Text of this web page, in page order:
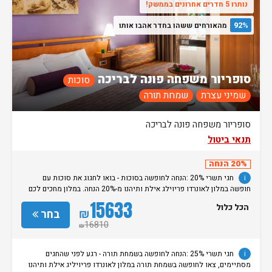
92% מהאורחים ששהו בחדר אהבו אותו
נותרו 5 חדרים אחרונים בממשק!
סופריור משפחה פונה לבריכה סוכות
שמיני עצרת
שמחת תורה
סופריור משפחה פונה לבריכה
תנאי ביטול
20% הנחה
i
חגי תשרי 20% :הנחה לחופשה בסוכות - בואו לחגוג את סוכות עם
חופשה במלון לאונרדו פריוילג אילת ותיהנו מ-20% הנחה. במלון מחכים לכם
ארוחות חג עשירות, חדרים מעוצבים, אווירה חגיגית וחוויית אירוח מושלמת.
המבצע תקף לאירוח על בסיס הכל כלול בין התאריכים 27.9.26-01.10.26
מינימום 4 לילות 10% הנחה נוספים לחברי מועדון פתאל וחברים ולמצטרפים
- מחירון
בחר ₪15633
₪16810
הכל כלול
i
חגי תשרי 25% :הנחה לחופשה בשמחת תורה - רגע לפני שהחגים
מסתיימים, צאו לחופשה בשמחת תורה במלון לאונרדו פריויליג אילת ותיהנו